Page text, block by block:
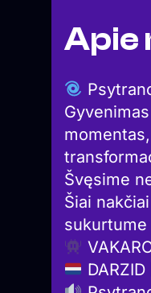
Apie
Švęsime
Šiai